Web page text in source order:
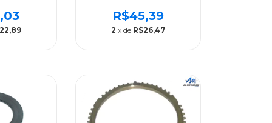
BENZ
1725/1417/1418/1722/518/G60/G85...
ALGOMAIS ATEGO
ELETRONICO/ATEGO
1418/1419/1719/1725/1726
R$45,39
2 x de R$26,47